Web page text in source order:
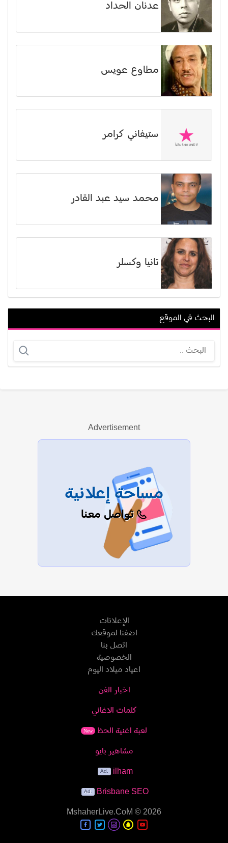
عدنان الحداد
مطاوع عويس
ستيفاني كرامر
محمد سيد عبد القادر
تانيا وكسلر
ليلى سلطان
عرض الكل
البحث في الموقع
Advertisement
مساحة إعلانية
تواصل معنا
الإعلانات
اضفنا لموقعك
اتصل بنا
الخصوصية
اعياد ميلاد اليوم
اخبار الفن
كلمات الاغاني
لعبة اغنية الحظ New
مشاهير بايو
ilham
Brisbane SEO
MshaherLive.CoM © 2026